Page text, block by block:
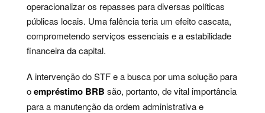
operacionalizar os repasses para diversas políticas
públicas locais. Uma falência teria um efeito cascata,
comprometendo serviços essenciais e a estabilidade
financeira da capital.
A intervenção do STF e a busca por uma solução para
oempréstimo BRB são, portanto, de vital importância
para a manutenção da ordem administrativa e